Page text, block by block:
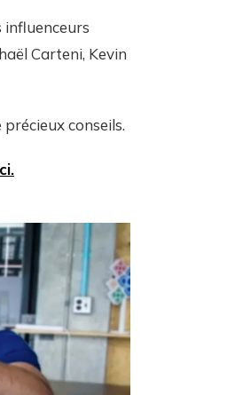
influenceurs
Carteni, Kevin
conseils.